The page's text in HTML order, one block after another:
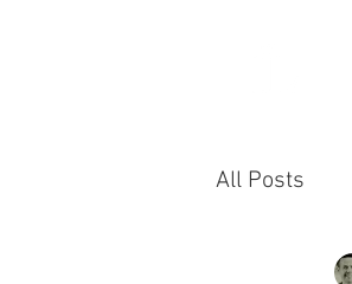
All Posts